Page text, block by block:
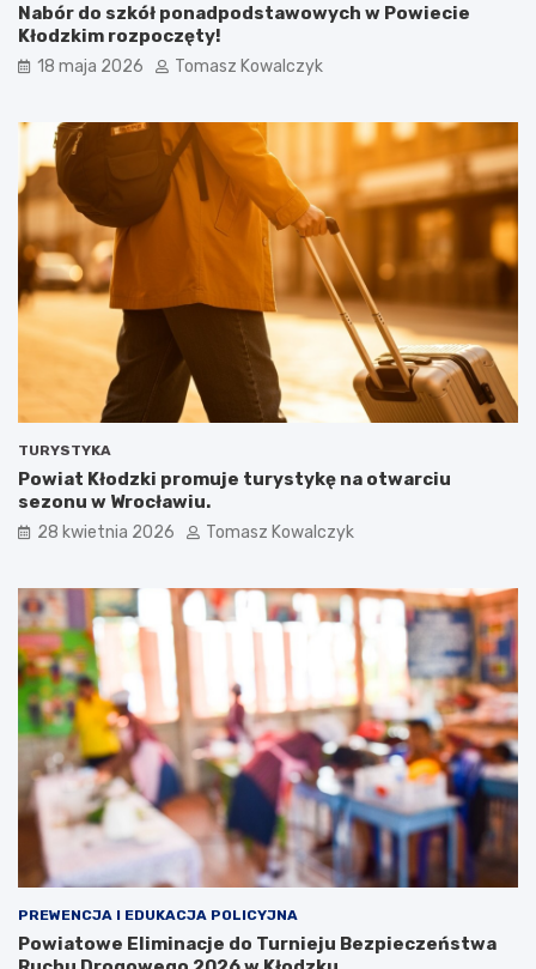
Nabór do szkół ponadpodstawowych w Powiecie
Kłodzkim rozpoczęty!
18 maja 2026 Tomasz Kowalczyk
TURYSTYKA
Powiat Kłodzki promuje turystykę na otwarciu
sezonu w Wrocławiu.
28 kwietnia 2026 Tomasz Kowalczyk
PREWENCJA I EDUKACJA POLICYJNA
Powiatowe Eliminacje do Turnieju Bezpieczeństwa